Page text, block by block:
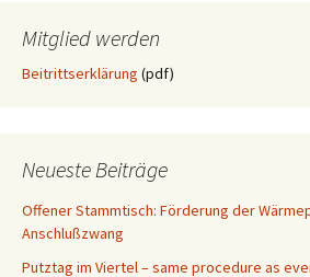
Mitglied werden
Beitrittserklärung (pdf)
Neueste Beiträge
Offener Stammtisch: Förderung der
Anschlußzwang
Putztag im Viertel – same procedure as